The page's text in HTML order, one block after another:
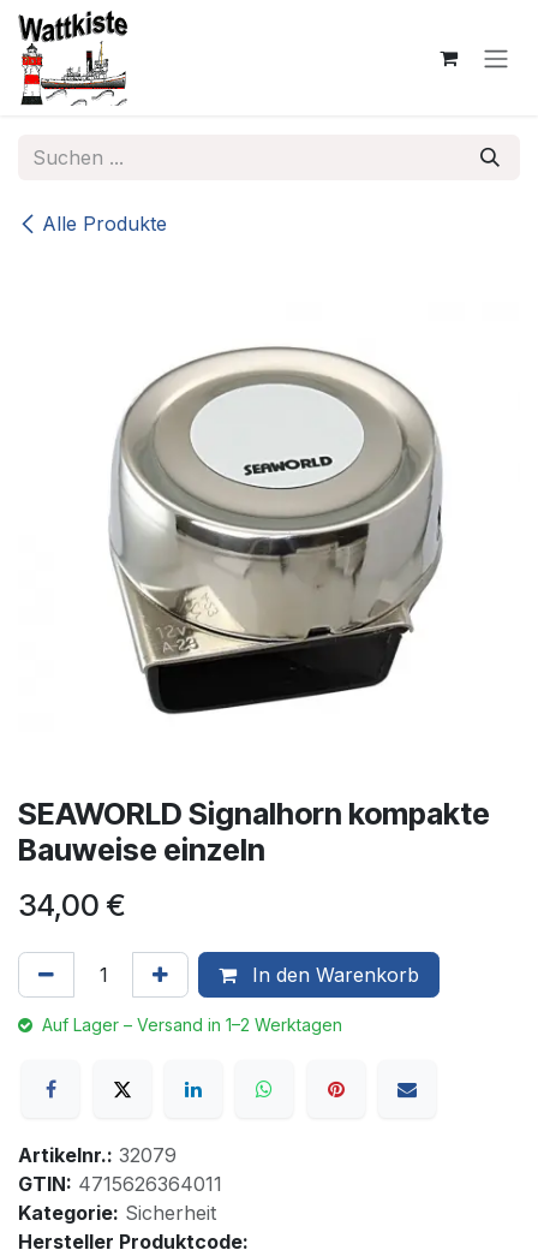
Zum Inhalt springen
Alle Produkte
SEAWORLD Signalhorn kompakte
Bauweise einzeln
34,00 €
In den Warenkorb
Auf Lager – Versand in 1–2 Werktagen
Artikelnr.: 32079
GTIN: 4715626364011
Kategorie: Sicherheit
Hersteller Produktcode: